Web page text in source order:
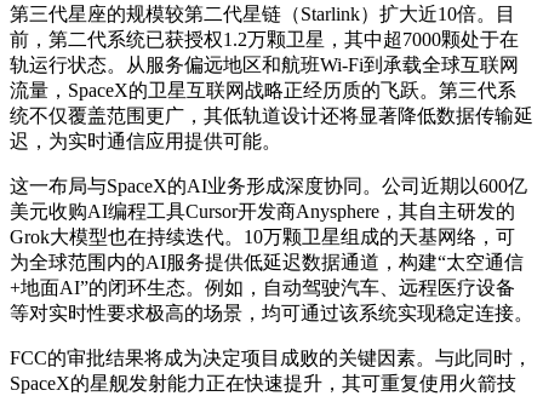
第三代星座的规模较第二代星链（Starlink）扩大近10倍。目
前，第二代系统已获授权1.2万颗卫星，其中超7000颗处于在
轨运行状态。从服务偏远地区和航班Wi-Fi到承载全球互联网
流量，SpaceX的卫星互联网战略正经历质的飞跃。第三代系
统不仅覆盖范围更广，其低轨道设计还将显著降低数据传输延
迟，为实时通信应用提供可能。
这一布局与SpaceX的AI业务形成深度协同。公司近期以600亿
美元收购AI编程工具Cursor开发商Anysphere，其自主研发的
Grok大模型也在持续迭代。10万颗卫星组成的天基网络，可
为全球范围内的AI服务提供低延迟数据通道，构建“太空通信
+地面AI”的闭环生态。例如，自动驾驶汽车、远程医疗设备
等对实时性要求极高的场景，均可通过该系统实现稳定连接。
FCC的审批结果将成为决定项目成败的关键因素。与此同时，
SpaceX的星舰发射能力正在快速提升，其可重复使用火箭技